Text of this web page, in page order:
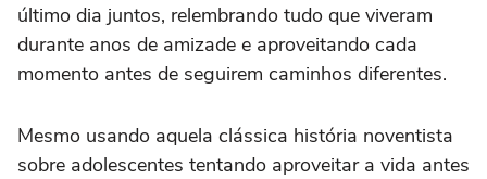
último dia juntos, relembrando tudo que viveram
durante anos de amizade e aproveitando cada
momento antes de seguirem caminhos diferentes.
Mesmo usando aquela clássica história noventista
sobre adolescentes tentando aproveitar a vida antes